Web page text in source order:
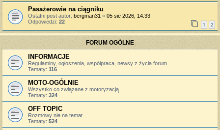
Pasażerowie na ciągniku
Ostatni post autor: bergman31 « 05 sie 2026, 14:33
Odpowiedzi: 22 1 2
FORUM OGÓLNE
INFORMACJE
Regulaminy, ogłoszenia, współpraca, newsy z życia forum...
Tematy: 116
MOTO-OGÓLNIE
Wszystko co związane z motoryzacją
Tematy: 324
OFF TOPIC
Rozmowy nie na temat
Tematy: 524